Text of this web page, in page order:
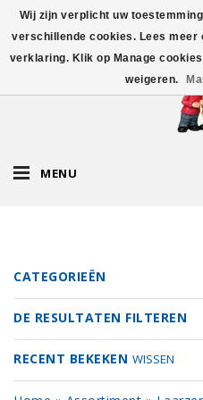
MENU
CATEGORIEËN
DE RESULTATEN FILTEREN
RECENT BEKEKEN WISSEN
Wij zijn verplicht uw
verschillende cookies. Lees meer
verklaring. Klik op Manage
weigeren.